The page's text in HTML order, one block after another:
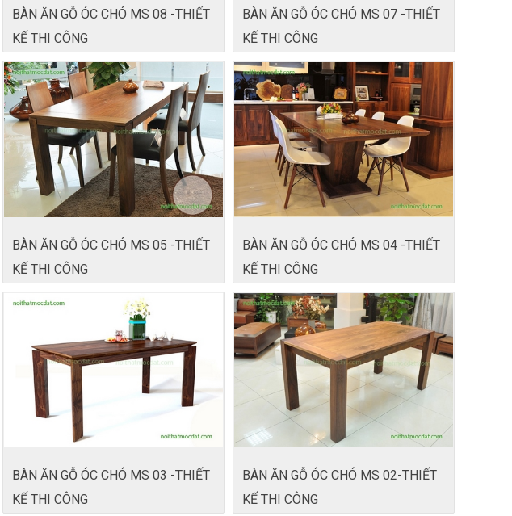
BÀN ĂN GỖ ÓC CHÓ MS 08 -THIẾT
KẾ THI CÔNG
BÀN ĂN GỖ ÓC CHÓ MS 07 -THIẾT
KẾ THI CÔNG
BÀN ĂN GỖ ÓC CHÓ MS 05 -THIẾT
KẾ THI CÔNG
BÀN ĂN GỖ ÓC CHÓ MS 04 -THIẾT
KẾ THI CÔNG
BÀN ĂN GỖ ÓC CHÓ MS 03 -THIẾT
KẾ THI CÔNG
BÀN ĂN GỖ ÓC CHÓ MS 02-THIẾT
KẾ THI CÔNG